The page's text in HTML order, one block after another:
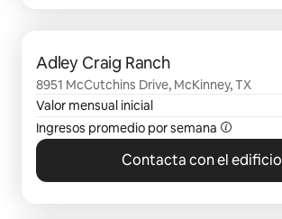
Adley Craig Ranch
8951 McCutchins Drive, McKinney, TX
Valor mensual inicial
Ingresos promedio por semana
Contacta con el edificio